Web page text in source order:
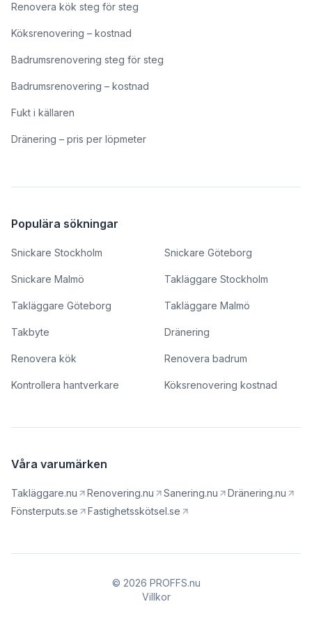
Renovera kök steg för steg
Köksrenovering – kostnad
Badrumsrenovering steg för steg
Badrumsrenovering – kostnad
Fukt i källaren
Dränering – pris per löpmeter
Populära sökningar
Snickare Stockholm Snickare Göteborg
Snickare Malmö Takläggare Stockholm
Takläggare Göteborg Takläggare Malmö
Takbyte Dränering
Renovera kök Renovera badrum
Kontrollera hantverkare Köksrenovering kostnad
Våra varumärken
Takläggare.nu Renovering.nu Sanering.nu
Dränering.nu
Fönsterputs.se
Fastighetsskötsel.se
© 2026 PROFFS.nu
Villkor